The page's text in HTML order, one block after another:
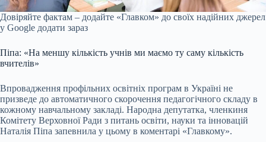
Довіряйте фактам – додайте «Главком» до своїх надійних джерел
у Google додати зараз
Піпа: «На меншу кількість учнів ми маємо ту саму кількість
вчителів»
Впровадження профільних освітніх програм в Україні не
призведе до автоматичного скорочення педагогічного складу в
кожному навчальному закладі. Народна депутатка, членкиня
Комітету Верховної Ради з питань освіти, науки та інновацій
Наталія Піпа запевнила у цьому в коментарі «Главкому».